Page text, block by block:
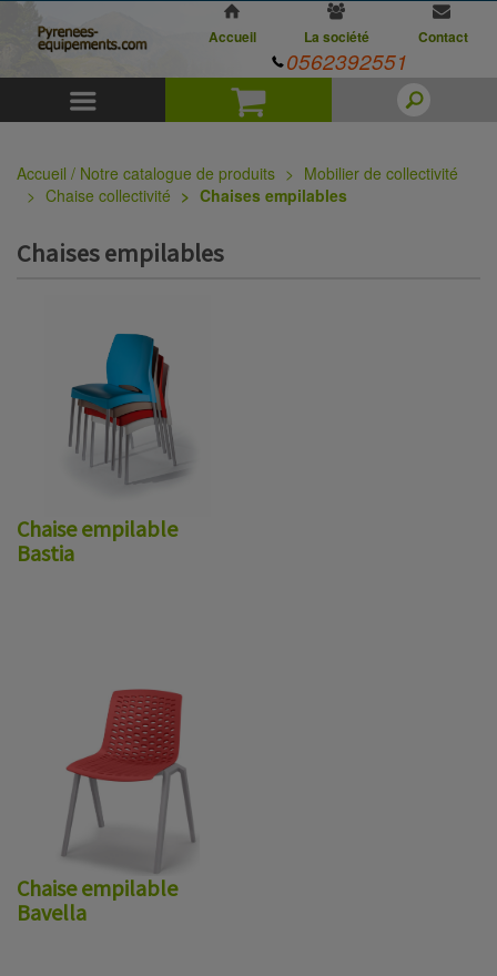
Panier
Accueil La société Contact
0562392551
Accueil / Notre catalogue de produits
Mobilier de collectivité
Chaise collectivité
Chaises empilables
Chaises empilables
Chaise empilable
Bastia
Chaise empilable
Bavella